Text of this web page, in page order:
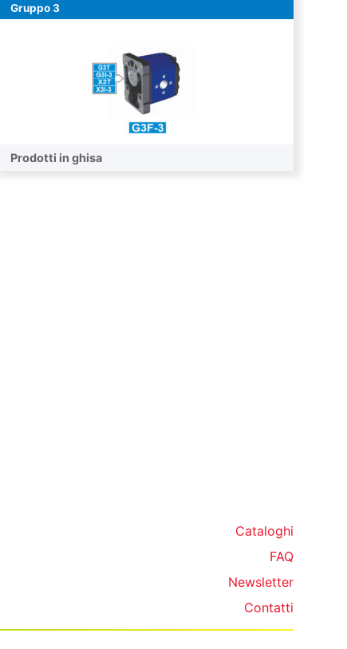
Gruppo 3
Pompa finale
Prodotti in ghisa
Cataloghi
FAQ
Newsletter
Contatti